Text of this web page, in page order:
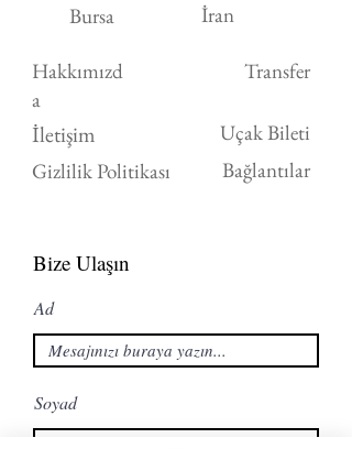
Bursa
Hakkımızd
a
İletişim
Gizlilik Politikası
İran
Transfer
Uçak Bileti
Bağlantılar
Bize Ulaşın
Ad
Soyad